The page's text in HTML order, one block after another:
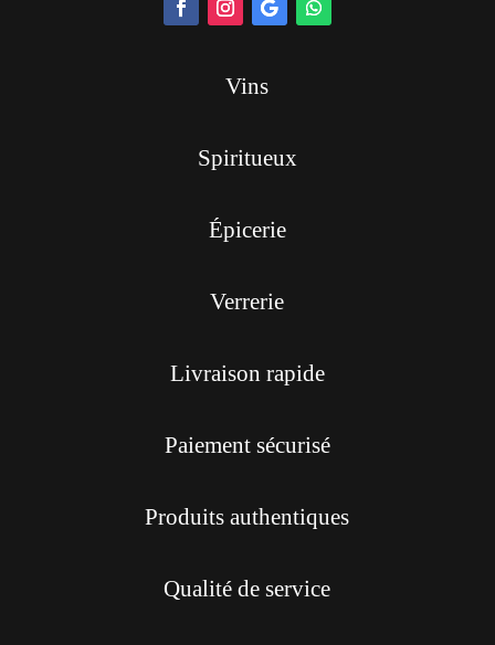
Vins
Spiritueux
Épicerie
Verrerie
Livraison rapide
Paiement sécurisé
Produits authentiques
Qualité de service